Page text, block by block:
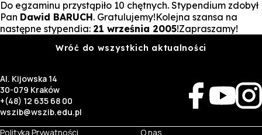
Kandydat
Student
Do egzaminu przystąpiło 10 chętnych. Stypendium zdobył
Pan Dawid BARUCH. Gratulujemy!Kolejna szansa na
następne stypendia: 21 września 2005!Zapraszamy!
Wróć do wszystkich aktualności
Al. Kijowska 14
30-079 Kraków
+(48) 12 635 68 00
wszib@wszib.edu.pl
Polityka Prywatności
O nas